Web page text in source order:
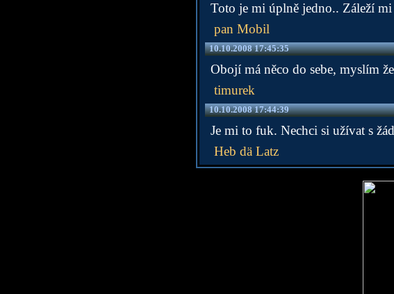
Toto je mi úplně jedno.. Záleží
pan Mobil
10.10.2008 17:45:35
Obojí má něco do sebe, myslím
timurek
10.10.2008 17:44:39
Je mi to fuk. Nechci si užívat s
Heb dä Latz